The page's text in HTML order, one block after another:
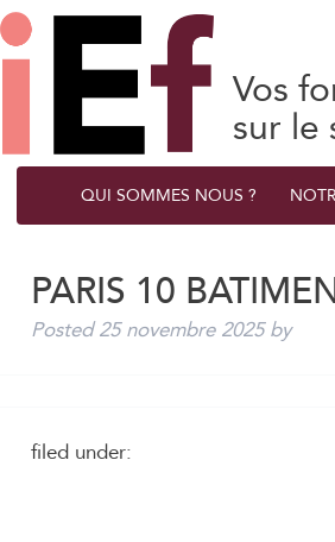
Vos
sur le
QUI SOMMES NOUS ?
PARIS 10
Posted25 novembre 2025 by
filed under: